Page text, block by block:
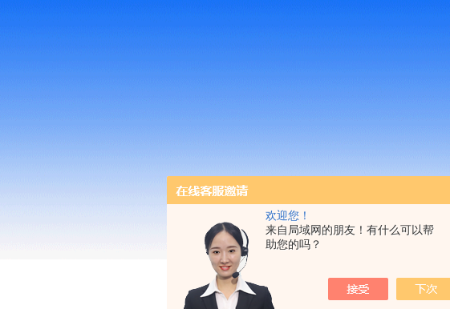
欢迎您！
来自局域网的朋友！有什么可以帮
助您的吗？
我的位置： 产品展示 配件耗材